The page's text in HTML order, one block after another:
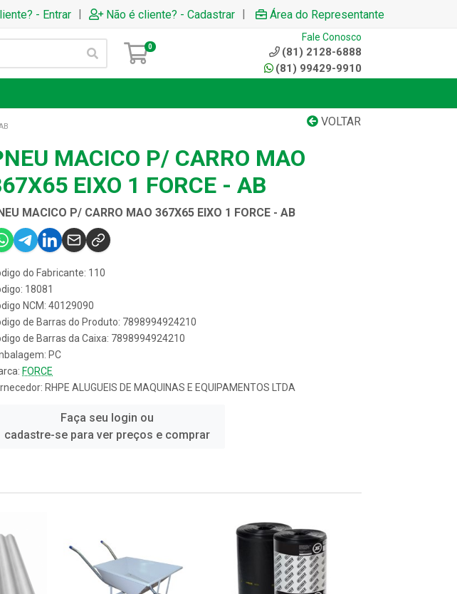
- Entrar | Não é cliente? - Cadastrar | Área do Representante
0
Fale Conosco
(81) 2128-6888
(81) 99429-9910
VOLTAR
MACICO P/ CARRO MAO
EIXO 1 FORCE - AB
MACICO P/ CARRO MAO 367X65 EIXO 1 FORCE - AB
do Fabricante: 110
18081
NCM: 40129090
de Barras do Produto: 7898994924210
de Barras da Caixa: 7898994924210
PC
FORCE
RHPE ALUGUEIS DE MAQUINAS E EQUIPAMENTOS LTDA
Faça seu login ou
cadastre-se para ver preços e comprar